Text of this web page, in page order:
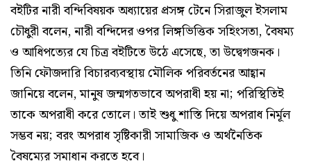
বইটির নারী বন্দিবিষয়ক অধ্যায়ের প্রসঙ্গ টেনে সিরাজুল ইসলাম
চৌধুরী বলেন, নারী বন্দিদের ওপর লিঙ্গভিত্তিক সহিংসতা, বৈষম্য
ও আধিপত্যের যে চিত্র বইটিতে উঠে এসেছে, তা উদ্বেগজনক।
তিনি ফৌজদারি বিচারব্যবস্থায় মৌলিক পরিবর্তনের আহ্বান
জানিয়ে বলেন, মানুষ জন্মগতভাবে অপরাধী হয় না; পরিস্থিতিই
তাকে অপরাধী করে তোলে। তাই শুধু শাস্তি দিয়ে অপরাধ নির্মূল
সম্ভব নয়; বরং অপরাধ সৃষ্টিকারী সামাজিক ও অর্থনৈতিক
বৈষম্যের সমাধান করতে হবে।